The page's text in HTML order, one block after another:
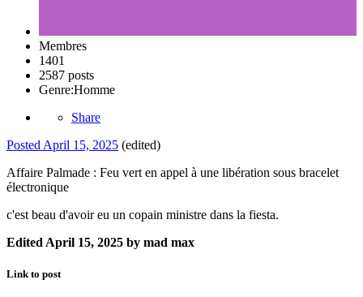
Membres
1401
2587 posts
Genre:Homme
Share
Posted April 15, 2025 (edited)
Affaire Palmade : Feu vert en appel à une libération sous bracelet
électronique
c'est beau d'avoir eu un copain ministre dans la fiesta.
Edited April 15, 2025 by mad max
Link to post